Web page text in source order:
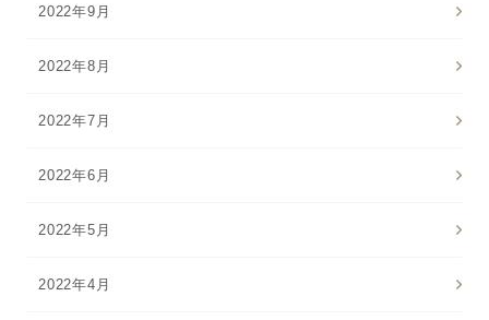
2022年9月
2022年8月
2022年7月
2022年6月
2022年5月
2022年4月